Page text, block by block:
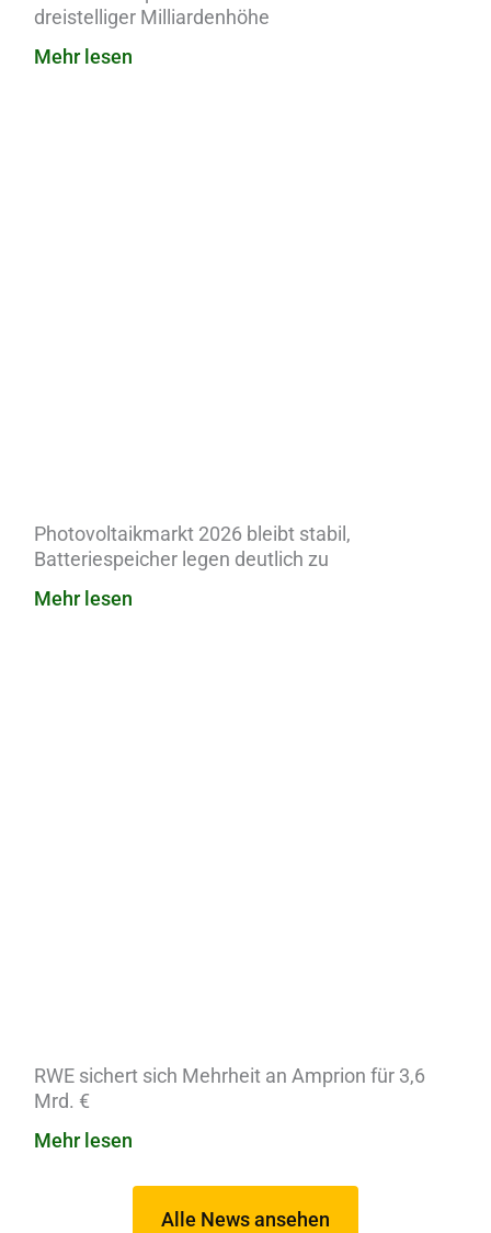
dreistelliger Milliardenhöhe
Mehr lesen
Photovoltaikmarkt 2026 bleibt stabil,
Batteriespeicher legen deutlich zu
Mehr lesen
RWE sichert sich Mehrheit an Amprion für 3,6
Mrd. €
Mehr lesen
Alle News ansehen